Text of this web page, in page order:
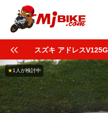
スズキ アドレスV125G
★1人が検討中